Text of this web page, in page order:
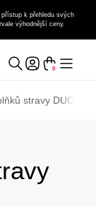
k přehledu svých
výhodnější ceny.
0
stravy DUOLIFE